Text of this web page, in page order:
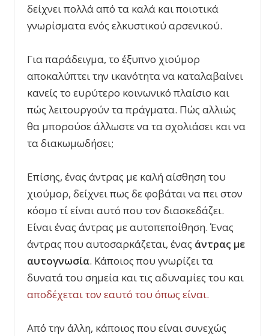
δείχνει πολλά από τα καλά και ποιοτικά
γνωρίσματα ενός ελκυστικού αρσενικού.
Για παράδειγμα, το έξυπνο χιούμορ
αποκαλύπτει την ικανότητα να καταλαβαίνει
κανείς το ευρύτερο κοινωνικό πλαίσιο και
πώς λειτουργούν τα πράγματα. Πώς αλλιώς
θα μπορούσε άλλωστε να τα σχολιάσει και να
τα διακωμωδήσει;
Επίσης, ένας άντρας με καλή αίσθηση του
χιούμορ, δείχνει πως δε φοβάται να πει στον
κόσμο τί είναι αυτό που τον διασκεδάζει.
Είναι ένας άντρας με αυτοπεποίθηση. Ένας
άντρας που αυτοσαρκάζεται, ένας άντρας με
αυτογνωσία. Κάποιος που γνωρίζει τα
δυνατά του σημεία και τις αδυναμίες του και
αποδέχεται τον εαυτό του όπως είναι.
Από την άλλη, κάποιος που είναι συνεχώς